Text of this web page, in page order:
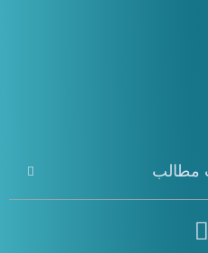
مطالب